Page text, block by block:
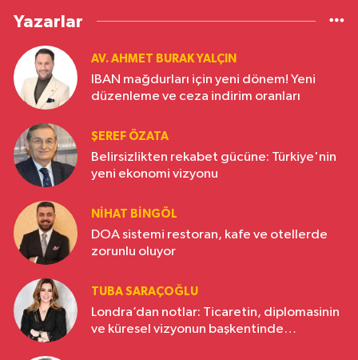
Yazarlar
AV. AHMET BURAK YALÇIN
IBAN mağdurları için yeni dönem! Yeni
düzenleme ve ceza indirim oranları
ŞEREF ÖZATA
Belirsizlikten rekabet gücüne: Türkiye'nin
yeni ekonomi vizyonu
NIHAT BINGÖL
DOA sistemi restoran, kafe ve otellerde
zorunlu oluyor
TUBA SARAÇOĞLU
Londra’dan notlar: Ticaretin, diplomasinin
ve küresel vizyonun başkentinde